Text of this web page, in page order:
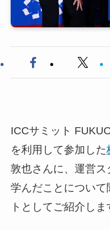
ICCサミット
を利用して参加した
敦也さんに、運営
学んだことについ
トとしてご紹介しま